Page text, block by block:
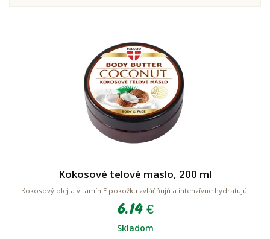
Kokosové telové maslo, 200 ml
Kokosový olej a vitamín E pokožku zvláčňujú a intenzívne hydratujú.
6.14 €
Skladom